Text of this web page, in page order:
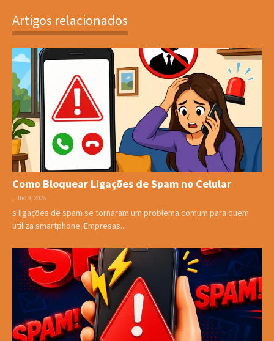
Artigos relacionados
Como Bloquear Ligações de Spam no Celular
julho 9, 2026
s ligações de spam se tornaram um problema comum para quem
utiliza smartphone. Empresas...